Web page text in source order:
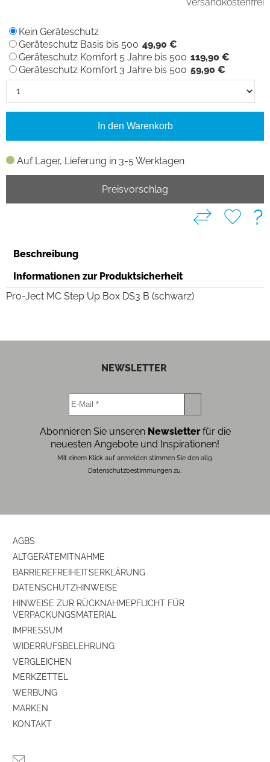
Auf Lager, Lieferung in 3-5 Werktagen
Kein Geräteschutz
Geräteschutz Basis bis 500 49,90 €
Geräteschutz Komfort 5 Jahre bis 500 119,90 €
Geräteschutz Komfort 3 Jahre bis 500 59,90 €
In den Warenkorb
Preisvorschlag
?
Beschreibung
Informationen zur Produktsicherheit
Pro-Ject MC Step Up Box DS3 B (schwarz)
NEWSLETTER
Abonnieren Sie unseren Newsletterfür die
neuesten Angebote und Inspirationen!
Mit einem Klick auf anmelden stimmen Sie den allg.
Datenschutzbestimmungen zu.
AGBS
ALTGERÄTEMITNAHME
BARRIEREFREIHEITSERKLÄRUNG
DATENSCHUTZHINWEISE
HINWEISE ZUR RÜCKNAHMEPFLICHT FÜR
VERPACKUNGSMATERIAL
IMPRESSUM
WIDERRUFSBELEHRUNG
VERGLEICHEN
MERKZETTEL
WERBUNG
MARKEN
KONTAKT